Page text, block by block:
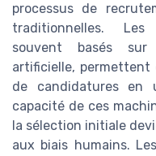
processus de
traditionnelles. Les
souvent basés sur
artificielle,
de candidatures en
capacité de ces
la sélection initiale
aux biais humains.